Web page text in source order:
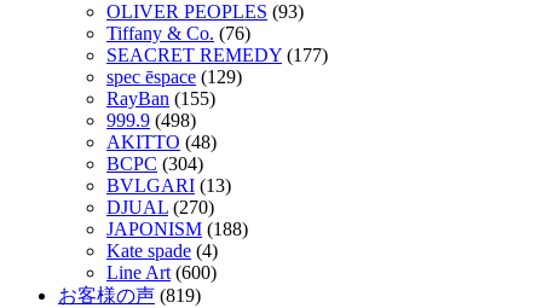
OLIVER PEOPLES (93)
Tiffany & Co. (76)
SEACRET REMEDY (177)
spec ēspace (129)
RayBan (155)
999.9 (498)
AKITTO (48)
BCPC (304)
BVLGARI (13)
DJUAL (270)
JAPONISM (188)
Kate spade (4)
Line Art (600)
お客様の声 (819)